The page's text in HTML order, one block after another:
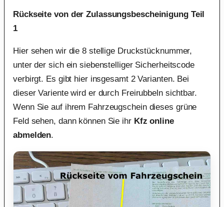
Rückseite von der Zulassungsbescheinigung Teil
1
Hier sehen wir die 8 stellige Druckstücknummer,
unter der sich ein siebenstelliger Sicherheitscode
verbirgt. Es gibt hier insgesamt 2 Varianten. Bei
dieser Variente wird er durch Freirubbeln sichtbar.
Wenn Sie auf ihrem Fahrzeugschein dieses grüne
Feld sehen, dann können Sie ihr Kfz online
abmelden.